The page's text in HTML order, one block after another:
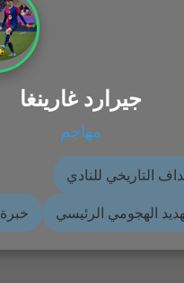
جيرارد غارينغا
مهاجم
التاريخي للنادي
الهجومي الرئيسي